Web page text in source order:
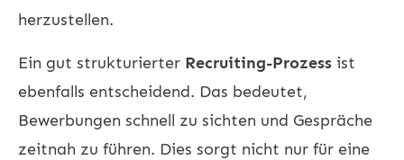
herzustellen.
Ein gut strukturierter Recruiting-Prozess ist
ebenfalls entscheidend. Das bedeutet,
Bewerbungen schnell zu sichten und Gespräche
zeitnah zu führen. Dies sorgt nicht nur für eine